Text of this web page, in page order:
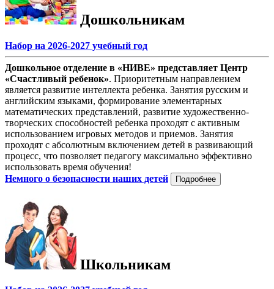
Дошкольникам
Набор на 2026-2027 учебный год
Дошкольное отделение в «НИВЕ» представляет Центр
«Счастливый ребенок». Приоритетным направлением
является развитие интеллекта ребенка. Занятия русским и
английским языками, формирование элементарных
математических представлений, развитие художественно-
творческих способностей ребенка проходят с активным
использованием игровых методов и приемов. Занятия
проходят с абсолютным включением детей в развивающий
процесс, что позволяет педагогу максимально эффективно
использовать время обучения!
Немного о безопасности наших детей
Подробнее
Школьникам